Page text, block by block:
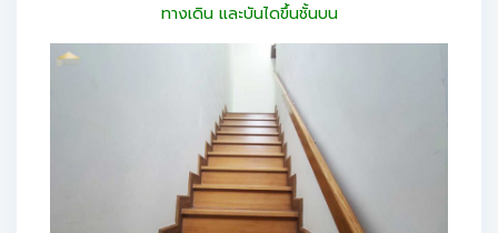
ทางเดิน และบันไดขึ้นชั้นบน